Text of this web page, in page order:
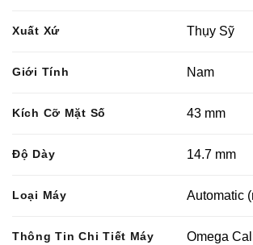
Xuất Xứ Thụy Sỹ
Giới Tính Nam
Kích Cỡ Mặt Số 43 mm
Độ Dày 14.7 mm
Loại Máy Automatic
Thông Tin Chi Tiết Máy Omega